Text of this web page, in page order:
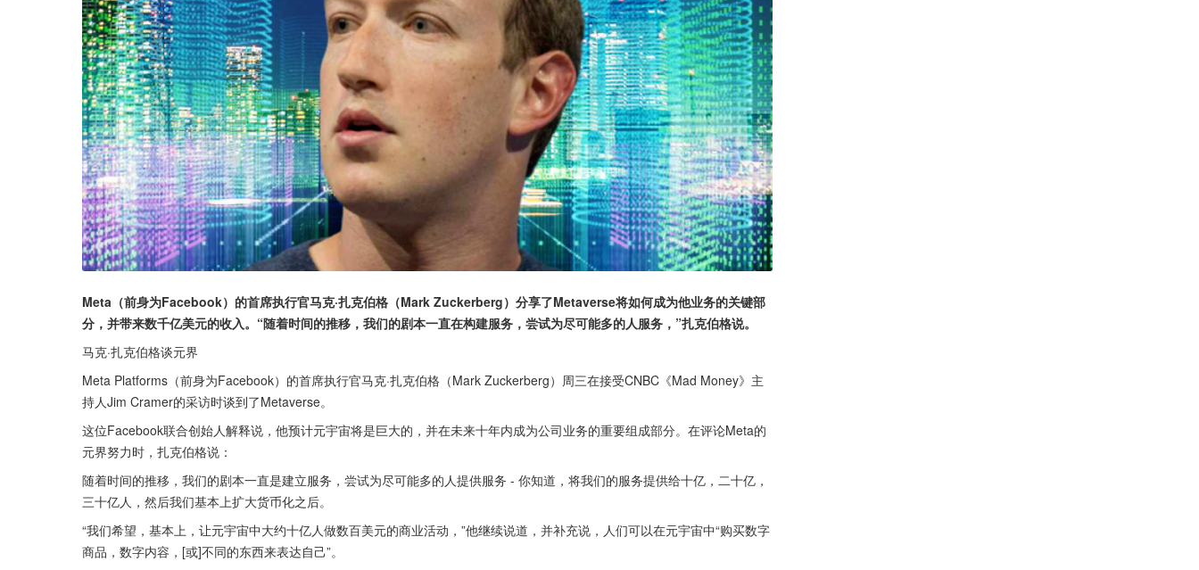
Meta（前身为Facebook）的首席执行官马克·扎克伯格（Mark Zuckerberg）分享了Metaverse将如何成为他业务的关键部
分，并带来数千亿美元的收入。“随着时间的推移，我们的剧本一直在构建服务，尝试为尽可能多的人服务，”扎克伯格说。
马克·扎克伯格谈元界
Meta Platforms（前身为Facebook）的首席执行官马克·扎克伯格（Mark Zuckerberg）周三在接受CNBC《Mad Money》主
持人Jim Cramer的采访时谈到了Metaverse。
这位Facebook联合创始人解释说，他预计元宇宙将是巨大的，并在未来十年内成为公司业务的重要组成部分。在评论Meta的
元界努力时，扎克伯格说：
随着时间的推移，我们的剧本一直是建立服务，尝试为尽可能多的人提供服务 - 你知道，将我们的服务提供给十亿，二十亿，
三十亿人，然后我们基本上扩大货币化之后。
“我们希望，基本上，让元宇宙中大约十亿人做数百美元的商业活动，”他继续说道，并补充说，人们可以在元宇宙中“购买数字
商品，数字内容，[或]不同的东西来表达自己”。